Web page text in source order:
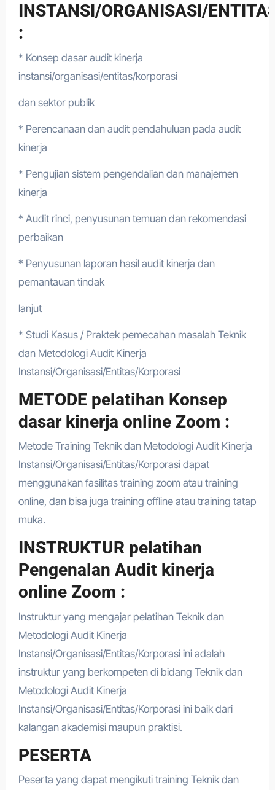
INSTANSI/ORGANISASI/
:
* Konsep dasar audit kinerja
instansi/organisasi/entitas/korporasi
dan sektor publik
* Perencanaan dan audit pendahuluan pada audit
kinerja
* Pengujian sistem pengendalian dan manajemen
kinerja
* Audit rinci, penyusunan temuan dan rekomendasi
perbaikan
* Penyusunan laporan hasil audit kinerja dan
pemantauan tindak
lanjut
* Studi Kasus / Praktek pemecahan masalah Teknik
dan Metodologi Audit Kinerja
Instansi/Organisasi/Entitas/Korporasi
METODE pelatihan Konsep
dasar kinerja online Zoom :
Metode Training Teknik dan Metodologi Audit Kinerja
Instansi/Organisasi/Entitas/Korporasi dapat
menggunakan fasilitas training zoom atau training
online, dan bisa juga training offline atau training tatap
muka.
INSTRUKTUR pelatihan
Pengenalan Audit kinerja
online Zoom :
Instruktur yang mengajar pelatihan Teknik dan
Metodologi Audit Kinerja
Instansi/Organisasi/Entitas/Korporasi ini adalah
instruktur yang berkompeten di bidang Teknik dan
Metodologi Audit Kinerja
Instansi/Organisasi/Entitas/Korporasi ini baik dari
kalangan akademisi maupun praktisi.
PESERTA
Peserta yang dapat mengikuti training Teknik dan